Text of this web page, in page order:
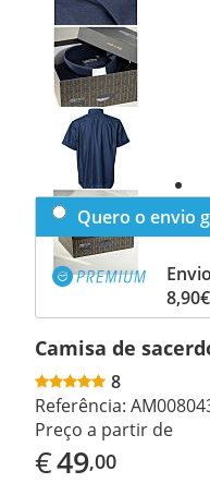
Previous
slide
Next
slide
Quero o envio
Camisa de
8
Referência:
Preço a partir de
€49,00